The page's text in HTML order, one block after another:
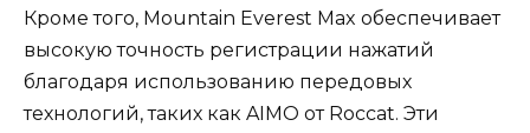
Кроме того, Mountain Everest Max обеспечивает
высокую точность регистрации нажатий
благодаря использованию передовых
технологий, таких как AIMO от Roccat. Эти